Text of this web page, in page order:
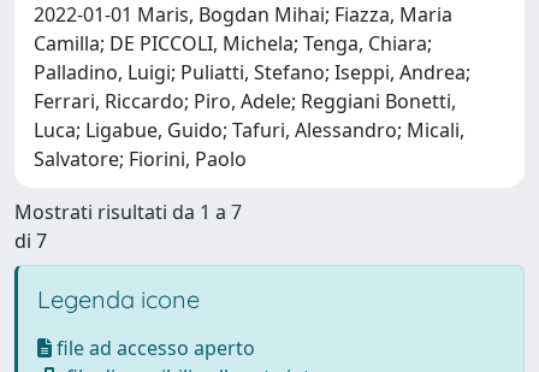
2022-01-01 Maris, Bogdan Mihai; Fiazza, Maria
Camilla; DE PICCOLI, Michela; Tenga, Chiara;
Palladino, Luigi; Puliatti, Stefano; Iseppi, Andrea;
Ferrari, Riccardo; Piro, Adele; Reggiani Bonetti,
Luca; Ligabue, Guido; Tafuri, Alessandro; Micali,
Salvatore; Fiorini, Paolo
Mostrati risultati da 1 a 7
di 7
Legenda icone
file ad accesso aperto